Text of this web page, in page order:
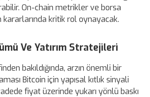
On-chain metrikler ve borsa
kararlarında kritik rol oynayacak.
Ve Yatırım Stratejileri
bakıldığında, arzın önemli bir
Bitcoin için yapısal kıtlık sinyali
fiyat üzerinde yukarı yönlü baskı